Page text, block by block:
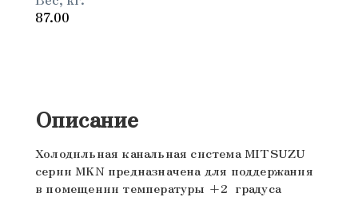
87.00
Описание
Холодильная канальная система MITSUZU
серии MKN предназначена для поддержания
в помещении температуры +2 градуса